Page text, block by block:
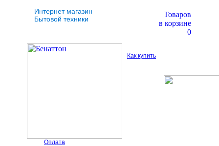
Интернет магазин
Бытовой техники
Товаров
в корзине
0
Как купить
Оплата